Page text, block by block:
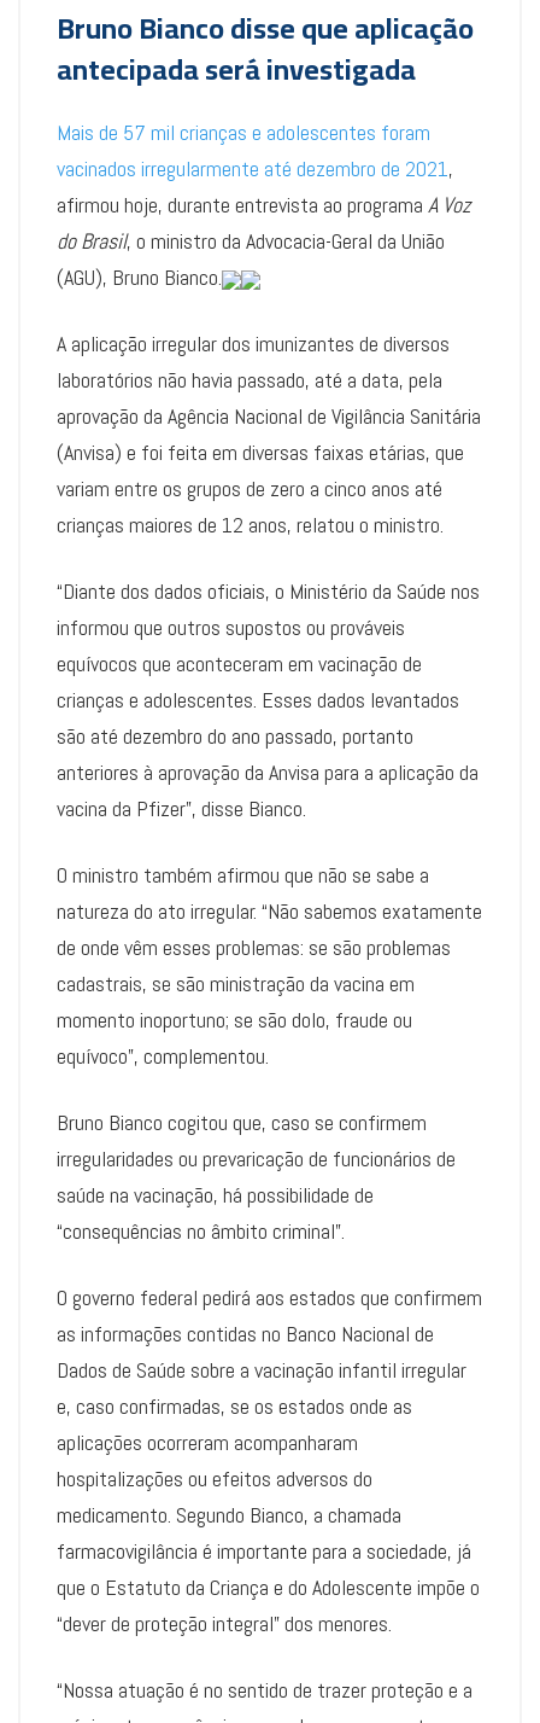
Bruno Bianco disse que aplicação
antecipada será investigada
Mais de 57 mil crianças e adolescentes foram
vacinados irregularmente até dezembro de 2021,
afirmou hoje, durante entrevista ao programa A Voz
do Brasil, o ministro da Advocacia-Geral da União
(AGU), Bruno Bianco.
A aplicação irregular dos imunizantes de diversos
laboratórios não havia passado, até a data, pela
aprovação da Agência Nacional de Vigilância Sanitária
(Anvisa) e foi feita em diversas faixas etárias, que
variam entre os grupos de zero a cinco anos até
crianças maiores de 12 anos, relatou o ministro.
“Diante dos dados oficiais, o Ministério da Saúde nos
informou que outros supostos ou prováveis
equívocos que aconteceram em vacinação de
crianças e adolescentes. Esses dados levantados
são até dezembro do ano passado, portanto
anteriores à aprovação da Anvisa para a aplicação da
vacina da Pfizer”, disse Bianco.
O ministro também afirmou que não se sabe a
natureza do ato irregular. “Não sabemos exatamente
de onde vêm esses problemas: se são problemas
cadastrais, se são ministração da vacina em
momento inoportuno; se são dolo, fraude ou
equívoco”, complementou.
Bruno Bianco cogitou que, caso se confirmem
irregularidades ou prevaricação de funcionários de
saúde na vacinação, há possibilidade de
“consequências no âmbito criminal”.
O governo federal pedirá aos estados que confirmem
as informações contidas no Banco Nacional de
Dados de Saúde sobre a vacinação infantil irregular
e, caso confirmadas, se os estados onde as
aplicações ocorreram acompanharam
hospitalizações ou efeitos adversos do
medicamento. Segundo Bianco, a chamada
farmacovigilância é importante para a sociedade, já
que o Estatuto da Criança e do Adolescente impõe o
“dever de proteção integral” dos menores.
“Nossa atuação é no sentido de trazer proteção e a